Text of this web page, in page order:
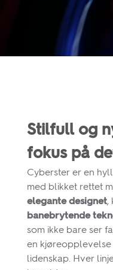
Stilfull og
fokus på
Cyberster er en
med blikket rettet
elegante designet,
banebrytende
som ikke bare ser
en
lidenskap. Hver